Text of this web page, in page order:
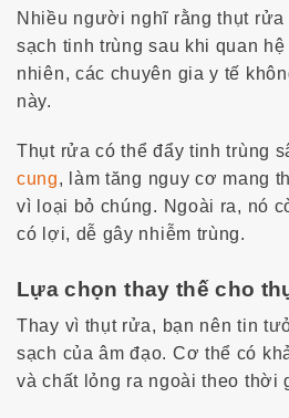
Nhiều người nghĩ rằng thụt rửa
sạch tinh trùng sau khi quan hệ
nhiên, các chuyên gia y tế
này.
Thụt rửa có thể đẩy tinh trùng
cung, làm tăng nguy cơ mang
vì loại bỏ chúng. Ngoài ra, nó
có lợi, dễ gây nhiễm trùng.
Lựa chọn thay thế cho
Thay vì thụt rửa, bạn nên tin
sạch của âm đạo. Cơ thể có
và chất lỏng ra ngoài theo thời